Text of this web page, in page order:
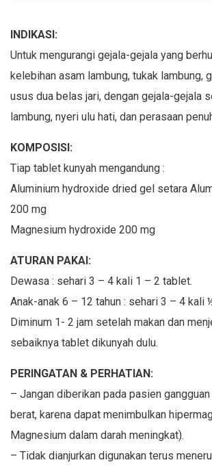
INDIKASI:
Untuk mengurangi gejala-gejala yang
kelebihan asam lambung, tukak lambung,
usus dua belas jari, dengan gejala-gejala
lambung, nyeri ulu hati, dan perasaan
KOMPOSISI:
Tiap tablet kunyah mengandung :
Aluminium hydroxide dried gel setara
200 mg
Magnesium hydroxide 200 mg
ATURAN PAKAI:
Dewasa : sehari 3 – 4 kali 1 – 2 tablet.
Anak-anak 6 – 12 tahun : sehari 3 – 4 kali
Diminum 1- 2 jam setelah makan dan
sebaiknya tablet dikunyah dulu.
PERINGATAN & PERHATIAN:
– Jangan diberikan pada pasien
berat, karena dapat menimbulkan
Magnesium dalam darah meningkat).
– Tidak dianjurkan digunakan terus